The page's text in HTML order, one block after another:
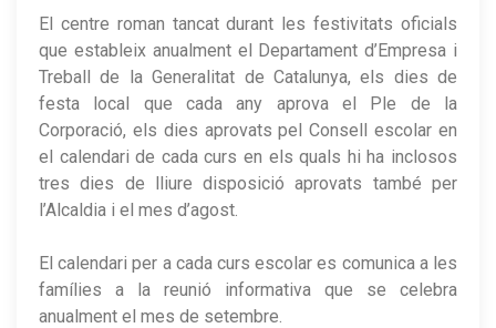
El centre roman tancat durant les festivitats oficials
que estableix anualment el Departament d’Empresa i
Treball de la Generalitat de Catalunya, els dies de
festa local que cada any aprova el Ple de la
Corporació, els dies aprovats pel Consell escolar en
el calendari de cada curs en els quals hi ha inclosos
tres dies de lliure disposició aprovats també per
l’Alcaldia i el mes d’agost.
El calendari per a cada curs escolar es comunica a les
famílies a la reunió informativa que se celebra
anualment el mes de setembre.